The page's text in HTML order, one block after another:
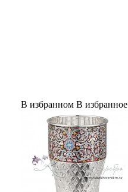
В избранном В избранное